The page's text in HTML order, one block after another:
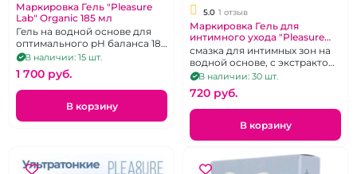
Маркировка Гель "Pleasure
Lab" Organic 185 мл
Гель на водной основе для
оптимального pH баланса 185
млВ наличии: 15 шт.
1 700 pуб.
В корзину
5.0 1 отзыв
Маркировка Гель для
интимного ухода "Pleasure
Lab" Organic
смазка для интимных зон на
водной основе, с экстрактом
размарина, 100 мл
В наличии: 30 шт.
720 pуб.
В корзину